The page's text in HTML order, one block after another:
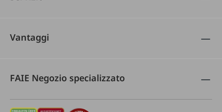
Vantaggi
FAIE Negozio specializzato